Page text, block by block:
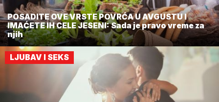
POSADITE OVE VRSTE POVRĆA U AVGUSTU I
IMAĆETE IH CELE JESENI: Sada je pravo vreme za
njih
LJUBAV I SEKS